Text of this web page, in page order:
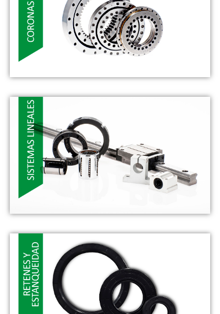
donde se requieren movimientos oscilantes
VER MÁS
- CORONAS DE GIRO -
Las coronas de giro son elementos mecánicos cuyo
especial diseño permite soportar elevadas cargas axiales
y radiales aportando soluciones económicas a una gran
variedad de aplicaciones
- SISTEMAS LINEALES -
Los sistemas de Movimiento Lineal aportan soluciones
para sistemas de guiado, accionamiento, actuación y
posicionado
VER MÁS